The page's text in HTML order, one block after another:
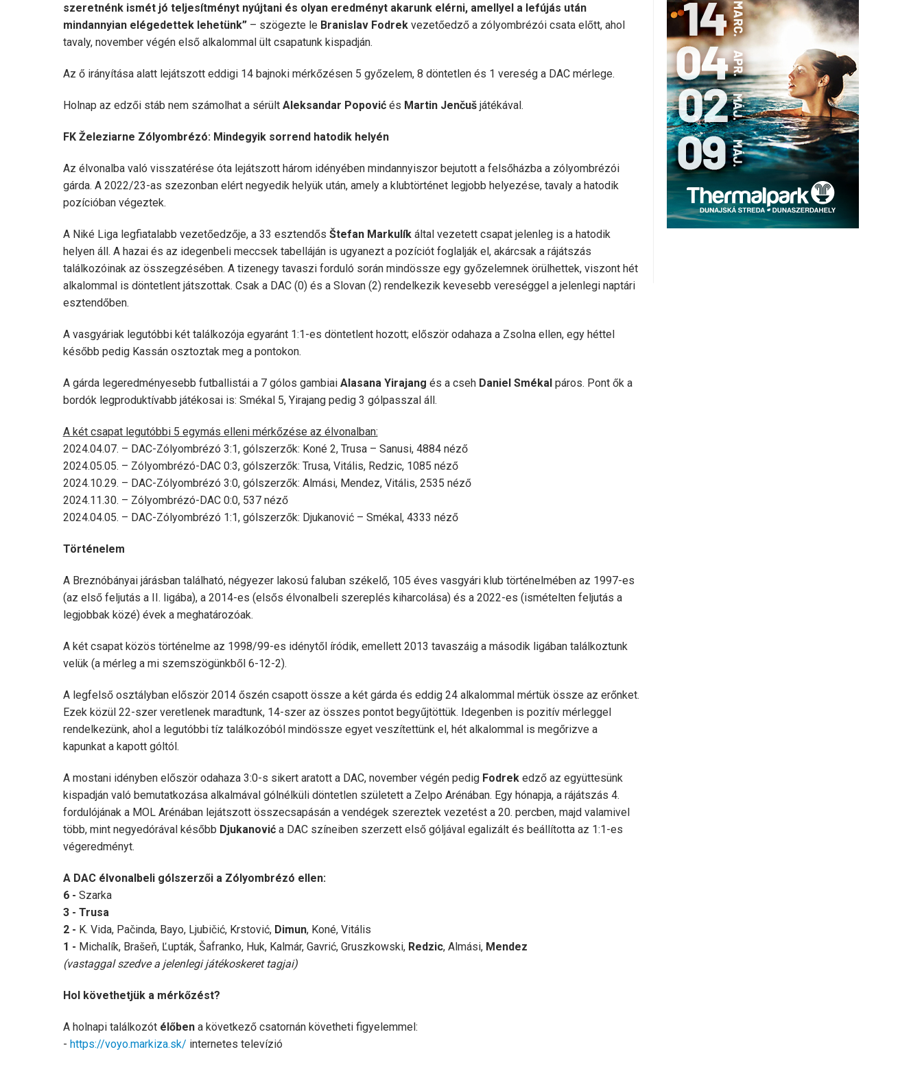
szeretnénk ismét jó teljesítményt nyújtani és olyan eredményt akarunk elérni, amellyel a lefújás után
mindannyian elégedettek lehetünk” – szögezte le Branislav Fodrek vezetőedző a zólyombrézói csata előtt, ahol
tavaly, november végén első alkalommal ült csapatunk kispadján.
Az ő irányítása alatt lejátszott eddigi 14 bajnoki mérkőzésen 5 győzelem, 8 döntetlen és 1 vereség a DAC mérlege.
Holnap az edzői stáb nem számolhat a sérült Aleksandar Popović és Martin Jenčuš játékával.
FK Železiarne Zólyombrézó: Mindegyik sorrend hatodik helyén
Az élvonalba való visszatérése óta lejátszott három idényében mindannyiszor bejutott a felsőházba a zólyombrézói
gárda. A 2022/23-as szezonban elért negyedik helyük után, amely a klubtörténet legjobb helyezése, tavaly a hatodik
pozícióban végeztek.
A Niké Liga legfiatalabb vezetőedzője, a 33 esztendős Štefan Markulík által vezetett csapat jelenleg is a hatodik
helyen áll. A hazai és az idegenbeli meccsek tabelláján is ugyanezt a pozíciót foglalják el, akárcsak a rájátszás
találkozóinak az összegzésében. A tizenegy tavaszi forduló során mindössze egy győzelemnek örülhettek, viszont hét
alkalommal is döntetlent játszottak. Csak a DAC (0) és a Slovan (2) rendelkezik kevesebb vereséggel a jelenlegi naptári
esztendőben.
A vasgyáriak legutóbbi két találkozója egyaránt 1:1-es döntetlent hozott; először odahaza a Zsolna ellen, egy héttel
később pedig Kassán osztoztak meg a pontokon.
A gárda legeredményesebb futballistái a 7 gólos gambiai Alasana Yirajang és a cseh Daniel Smékal páros. Pont ők a
bordók legproduktívabb játékosai is: Smékal 5, Yirajang pedig 3 gólpasszal áll.
A két csapat legutóbbi 5 egymás elleni mérkőzése az élvonalban:
2024.04.07. – DAC-Zólyombrézó 3:1, gólszerzők: Koné 2, Trusa – Sanusi, 4884 néző
2024.05.05. – Zólyombrézó-DAC 0:3, gólszerzők: Trusa, Vitális, Redzic, 1085 néző
2024.10.29. – DAC-Zólyombrézó 3:0, gólszerzők: Almási, Mendez, Vitális, 2535 néző
2024.11.30. – Zólyombrézó-DAC 0:0, 537 néző
2024.04.05. – DAC-Zólyombrézó 1:1, gólszerzők: Djukanović – Smékal, 4333 néző
Történelem
A Breznóbányai járásban található, négyezer lakosú faluban székelő, 105 éves vasgyári klub történelmében az 1997-es
(az első feljutás a II. ligába), a 2014-es (elsős élvonalbeli szereplés kiharcolása) és a 2022-es (ismételten feljutás a
legjobbak közé) évek a meghatározóak.
A két csapat közös történelme az 1998/99-es idénytől íródik, emellett 2013 tavaszáig a második ligában találkoztunk
velük (a mérleg a mi szemszögünkből 6-12-2).
A legfelső osztályban először 2014 őszén csapott össze a két gárda és eddig 24 alkalommal mértük össze az erőnket.
Ezek közül 22-szer veretlenek maradtunk, 14-szer az összes pontot begyűjtöttük. Idegenben is pozitív mérleggel
rendelkezünk, ahol a legutóbbi tíz találkozóból mindössze egyet veszítettünk el, hét alkalommal is megőrizve a
kapunkat a kapott góltól.
A mostani idényben először odahaza 3:0-s sikert aratott a DAC, november végén pedig Fodrek edző az együttesünk
kispadján való bemutatkozása alkalmával gólnélküli döntetlen született a Zelpo Arénában. Egy hónapja, a rájátszás 4.
fordulójának a MOL Arénában lejátszott összecsapásán a vendégek szereztek vezetést a 20. percben, majd valamivel
több, mint negyedórával később Djukanović a DAC színeiben szerzett első góljával egalizált és beállította az 1:1-es
végeredményt.
A DAC élvonalbeli gólszerzői a Zólyombrézó ellen:
6 - Szarka
3 - Trusa
2 - K. Vida, Pačinda, Bayo, Ljubičić, Krstović,Dimun, Koné, Vitális
1 - Michalík, Brašeň, Ľupták, Šafranko, Huk, Kalmár, Gavrić, Gruszkowski, Redzic, Almási, Mendez
(vastaggal szedve a jelenlegi játékoskeret tagjai)
Hol követhetjük a mérkőzést?
A holnapi találkozót élőben a következő csatornán követheti figyelemmel:
- https://voyo.markiza.sk/ internetes televízió